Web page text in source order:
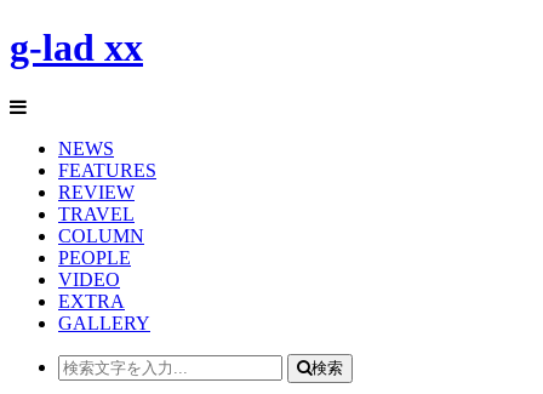
g-lad xx
NEWS
FEATURES
REVIEW
TRAVEL
COLUMN
PEOPLE
VIDEO
EXTRA
GALLERY
検索